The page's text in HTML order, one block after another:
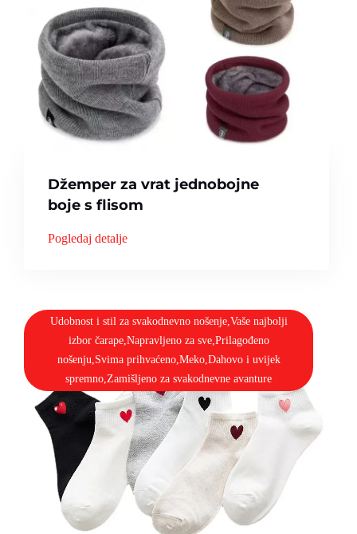
Džemper za vrat jednobojne
boje s flisom
Pogledaj detalje
Udobnost i stil za svakodnevno nošenje,Vaše najbolji
izbor čarape,Napravljeno za sve,Prilagođeno
nošenju,Svima prihvaćeno,Meko,Dahovo i uvijek
spremno,Zamišljeno za svakodnevne avanture